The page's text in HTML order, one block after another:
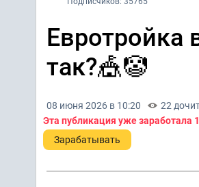
Евротройка
так?🎪🤡
08 июня 2026 в 10:20 22
Эта публикация уже заработала
Зарабатывать